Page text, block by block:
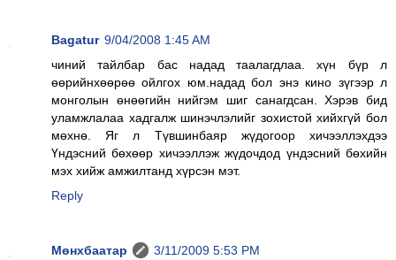
Bagatur 9/04/2008 1:45 AM
чиний тайлбар бас надад таалагдлаа. хүн бүр л
өөрийнхөөрөө ойлгох юм.надад бол энэ кино зүгээр л
монголын өнөөгийн нийгэм шиг санагдсан. Хэрэв бид
уламжлалаа хадгалж шинэчлэлийг зохистой хийхгүй бол
мөхнө. Яг л Түвшинбаяр жүдогоор хичээллэхдээ
Үндэсний бөхөөр хичээллэж жүдочдод үндэсний бөхийн
мэх хийж амжилтанд хүрсэн мэт.
Reply
Мөнхбаатар
3/11/2009 5:53 PM